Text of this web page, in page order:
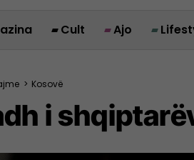
Cult Ajo
> Kosovë
i